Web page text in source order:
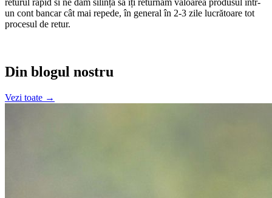
un cont bancar cât mai repede, în general în 2-3 zile lucrătoare tot
procesul de retur.
Din blogul nostru
Vezi toate →